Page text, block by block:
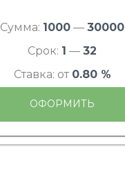
Сумма: 1000 — 30000
Срок: 1 — 32
Ставка: от 0.80 %
ОФОРМИТЬ